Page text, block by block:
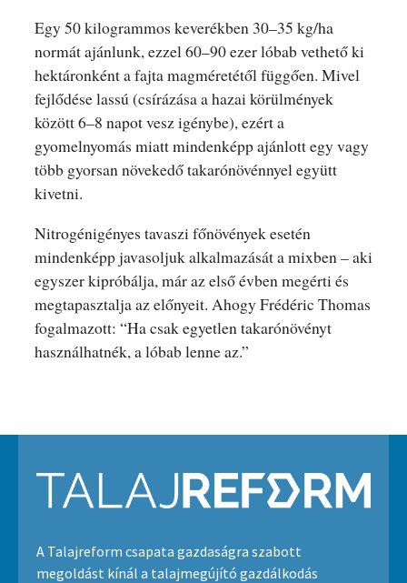
Egy 50 kilogrammos keverékben 30–35 kg/ha
normát ajánlunk, ezzel 60–90 ezer lóbab vethető ki
hektáronként a fajta magméretétől függően. Mivel
fejlődése lassú (csírázása a hazai körülmények
között 6–8 napot vesz igénybe), ezért a
gyomelnyomás miatt mindenképp ajánlott egy vagy
több gyorsan növekedő takarónövénnyel együtt
kivetni.
Nitrogénigényes tavaszi főnövények esetén
mindenképp javasoljuk alkalmazását a mixben – aki
egyszer kipróbálja, már az első évben megérti és
megtapasztalja az előnyeit. Ahogy Frédéric Thomas
fogalmazott: “Ha csak egyetlen takarónövényt
használhatnék, a lóbab lenne az.”
A Talajreform csapata gazdaságra szabott
megoldást kínál a talajmegújító gazdálkodás